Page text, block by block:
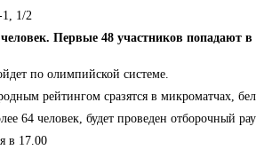
1, 1/2
Первые 48 участников попадают
по олимпийской системе.
рейтингом сразятся в микроматчах,
64 человек, будет проведен отборочный
в 17.00